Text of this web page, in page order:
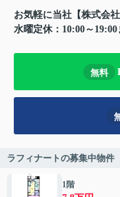
お気軽に当社【株式会
水曜定休：10:00～
無料
ラフィナートの募集中物件
1階